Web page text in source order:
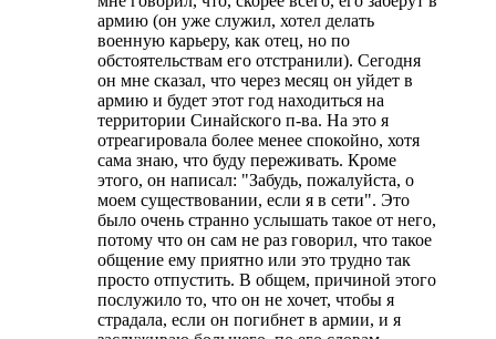
армию (он уже служил, хотел делать
военную карьеру, как отец, но по
обстоятельствам его отстранили). Сегодня
он мне сказал, что через месяц он уйдет в
армию и будет этот год находиться на
территории Синайского п-ва. На это я
отреагировала более менее спокойно, хотя
сама знаю, что буду переживать. Кроме
этого, он написал: "Забудь, пожалуйста, о
моем существовании, если я в сети". Это
было очень странно услышать такое от него,
потому что он сам не раз говорил, что такое
общение ему приятно или это трудно так
просто отпустить. В общем, причиной этого
послужило то, что он не хочет, чтобы я
страдала, если он погибнет в армии, и я